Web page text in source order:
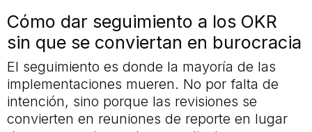
Cómo dar seguimiento a los OKR
sin que se conviertan en burocracia
El seguimiento es donde la mayoría de las
implementaciones mueren. No por falta de
intención, sino porque las revisiones se
convierten en reuniones de reporte en lugar